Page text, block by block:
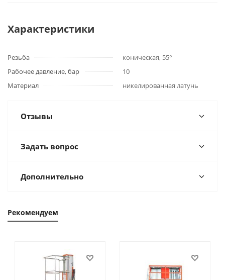
Характеристики
Резьба
коническая, 55°
Рабочее давление, бар
10
Материал
никелированная латунь
Отзывы
Задать вопрос
Дополнительно
Рекомендуем